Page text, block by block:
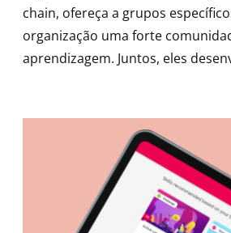
chain, ofereça a grupos
organização uma forte
aprendizagem. Juntos, eles